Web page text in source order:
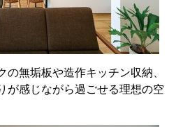
の無垢板や造作キッチン収納、
が感じながら過ごせる理想の空